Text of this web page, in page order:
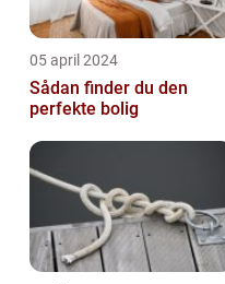
05 april 2024
Sådan finder du den
perfekte bolig